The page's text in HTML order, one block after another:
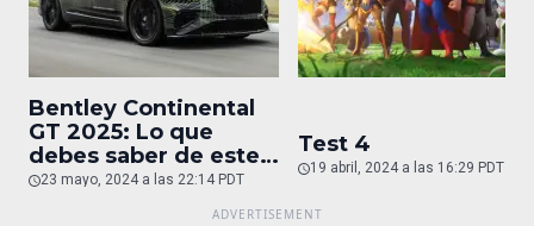
Bentley Continental
GT 2025: Lo que
debes saber de este
auto de superlujo
23 mayo, 2024 a las 22:14 PDT
Test 4
19 abril, 2024 a las 16:29 PDT